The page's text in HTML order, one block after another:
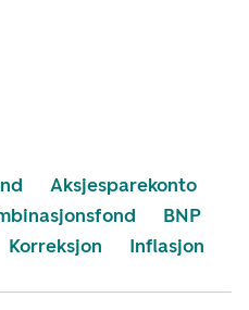
Aksjesparekonto
BNP
Korreksjon
Inflasjon